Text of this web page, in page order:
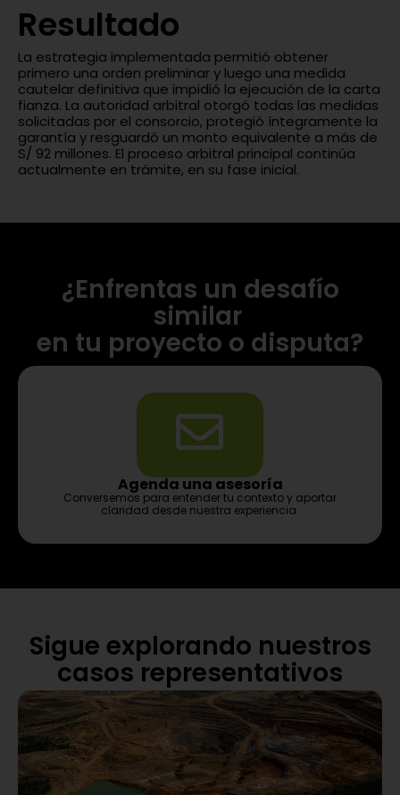
Resultado
La estrategia implementada permitió obtener
primero una orden preliminar y luego una medida
cautelar definitiva que impidió la ejecución de la carta
fianza. La autoridad arbitral otorgó todas las medidas
solicitadas por el consorcio, protegió íntegramente la
garantía y resguardó un monto equivalente a más de
S/ 92 millones. El proceso arbitral principal continúa
actualmente en trámite, en su fase inicial.
¿Enfrentas un desafío
similar
en tu proyecto o disputa?
Agenda una asesoría
Conversemos para entender tu contexto y aportar
claridad desde nuestra experiencia.
Sigue explorando nuestros
casos representativos